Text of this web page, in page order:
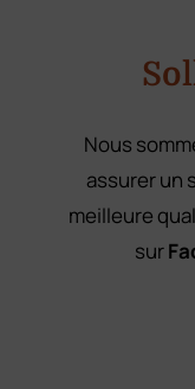
Nous
assurer un
meilleure
sur